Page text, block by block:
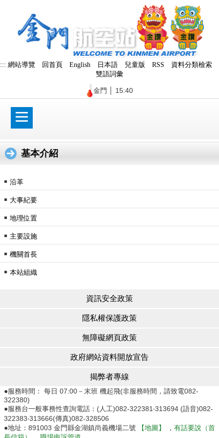
塊
::: 網站導覽 回首頁 English 日本語 兒童版 RSS
資料分類檢索
雙語詞彙
金門 15:40
基本介紹
￭ 沿革
￭ 大事紀要
￭ 地理位置
￭ 主要設施
￭ 機關首長
￭ 本站組織
資訊安全政策
隱私權保護政策
無障礙網頁政策
政府網站資料開放宣告
揭弊者專線
●服務時間： 每日 07:00－末班 機起飛(非服務時間，請致電082-
322380)
●服務台一般事務性查詢電話：(人工)082-322381‧313694 (語音)082-
322383‧313666(傳真)082-328506
●地址：891003 金門縣金湖鎮尚義機場二號
【地圖】 ， 有話要說（首